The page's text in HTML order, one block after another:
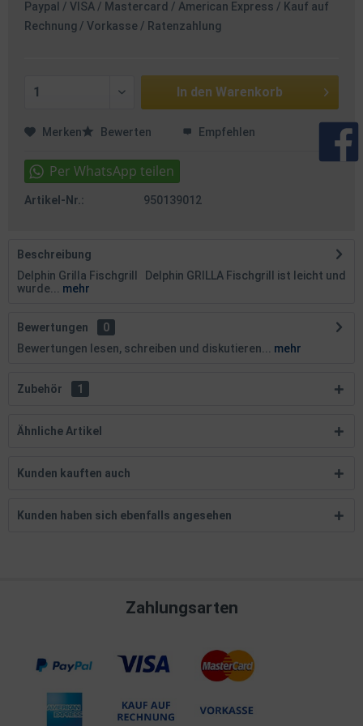
Paypal / VISA / Mastercard / American Express / Kauf auf
Rechnung / Vorkasse / Ratenzahlung
In den Warenkorb
Merken Bewerten Empfehlen
Artikel-Nr.: 950139012
Beschreibung
Delphin Grilla Fischgrill Delphin GRILLA Fischgrill ist leicht und
wurde...
mehr
Bewertungen
0
Bewertungen lesen, schreiben und diskutieren...
mehr
Zubehör 1
Ähnliche Artikel
Kunden kauften auch
Kunden haben sich ebenfalls angesehen
Zahlungsarten